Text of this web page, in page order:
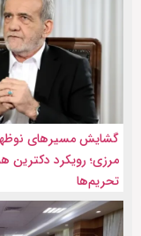
گشایش مسیرهای
مرزی؛ رویکرد دکترین
تحریم‌ها